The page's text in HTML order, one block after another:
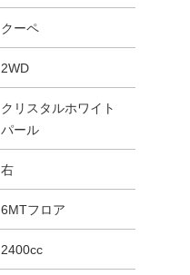
クーペ
2WD
クリスタルホワイト
パール
右
6MTフロア
2400cc